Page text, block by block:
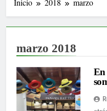
Inicio 2018 marzo
marzo 2018
En